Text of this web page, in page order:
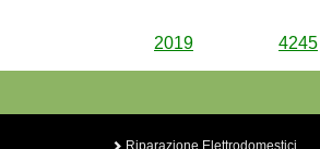
2019 4245
Riparazione Elettrodomestici